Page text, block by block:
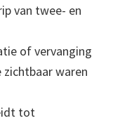
van twee- en
of vervanging
waren
tot